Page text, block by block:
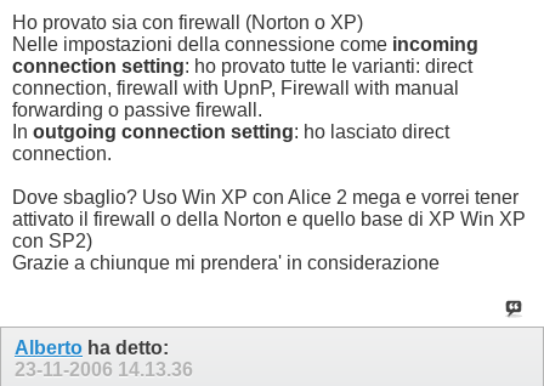
Ho provato sia con firewall (Norton o XP)
Nelle impostazioni della connessione come incoming
connection setting: ho provato tutte le varianti: direct
connection, firewall with UpnP, Firewall with manual
forwarding o passive firewall.
In outgoing connection setting: ho lasciato direct
connection.
Dove sbaglio? Uso Win XP con Alice 2 mega e vorrei tener
attivato il firewall o della Norton e quello base di XP Win XP
con SP2)
Grazie a chiunque mi prendera' in considerazione
Alberto ha detto:
23-11-2006 14.13.36